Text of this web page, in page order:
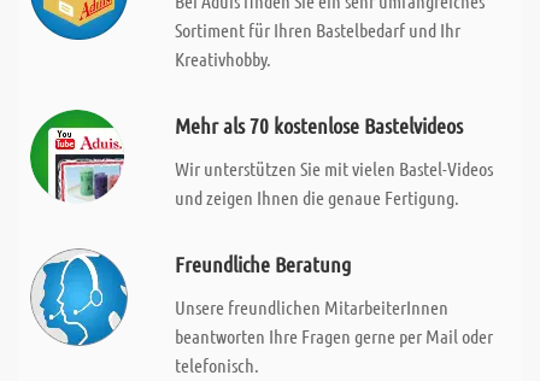
Sortiment für Ihren Bastelbedarf und Ihr
Kreativhobby.
Mehr als 70 kostenlose Bastelvideos
Wir unterstützen Sie mit vielen Bastel-Videos
und zeigen Ihnen die genaue Fertigung.
Freundliche Beratung
Unsere freundlichen MitarbeiterInnen
beantworten Ihre Fragen gerne per Mail oder
telefonisch.